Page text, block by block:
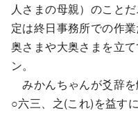
人さまの母親）のこと
定は終日事務所での作
奥さまや大奥さまを立
ン。
みかんちゃんが爻辞を
○六三、之(これ)を益す